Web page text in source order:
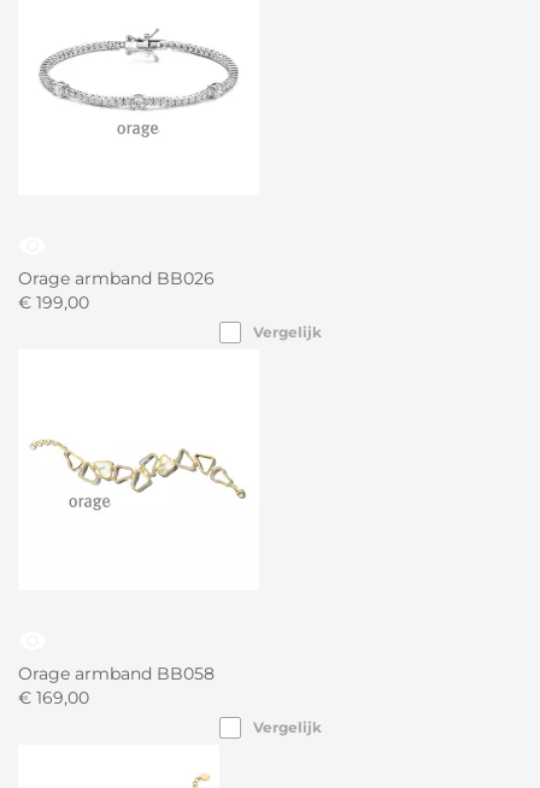
Orage armband BB026
€ 199,00
Vergelijk
Orage armband BB058
€ 169,00
Vergelijk